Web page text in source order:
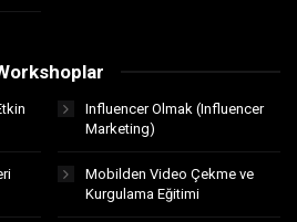
Influencer Olmak (Influencer
Marketing)
Mobilden Video Çekme ve
Kurgulama Eğitimi